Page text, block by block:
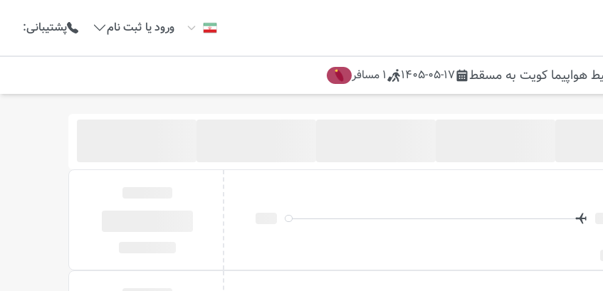
ورود یا ثبت نام پشتیبانی:
هواپیما کویت به مسقط 1405-05-17
1 مسافر